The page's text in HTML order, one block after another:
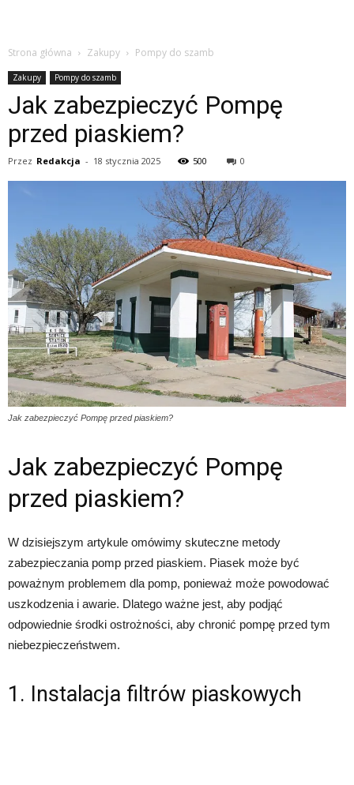
Strona główna Zakupy Pompy do szamb
Zakupy Pompy do szamb
Jak zabezpieczyć Pompę
przed piaskiem?
Przez Redakcja - 18 stycznia 2025 500 0
Jak zabezpieczyć Pompę przed piaskiem?
Jak zabezpieczyć Pompę
przed piaskiem?
W dzisiejszym artykule omówimy skuteczne metody
zabezpieczania pomp przed piaskiem. Piasek może być
poważnym problemem dla pomp, ponieważ może powodować
uszkodzenia i awarie. Dlatego ważne jest, aby podjąć
odpowiednie środki ostrożności, aby chronić pompę przed tym
niebezpieczeństwem.
1. Instalacja filtrów piaskowych